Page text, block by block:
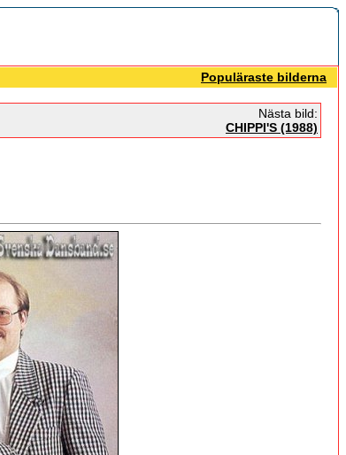
Populäraste bilderna
Nästa bild:
CHIPPI'S (1988)